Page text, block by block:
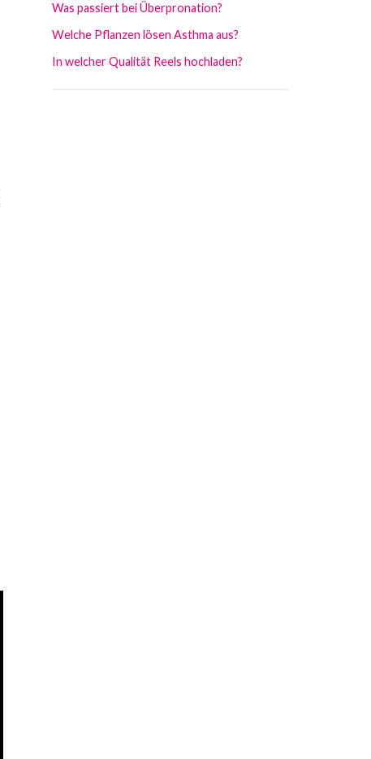
Was passiert bei Überpronation?
Welche Pflanzen lösen Asthma aus?
In welcher Qualität Reels hochladen?